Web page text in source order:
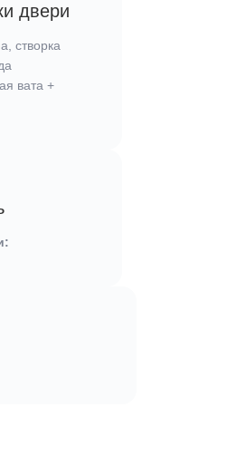
двери
створка
вата +